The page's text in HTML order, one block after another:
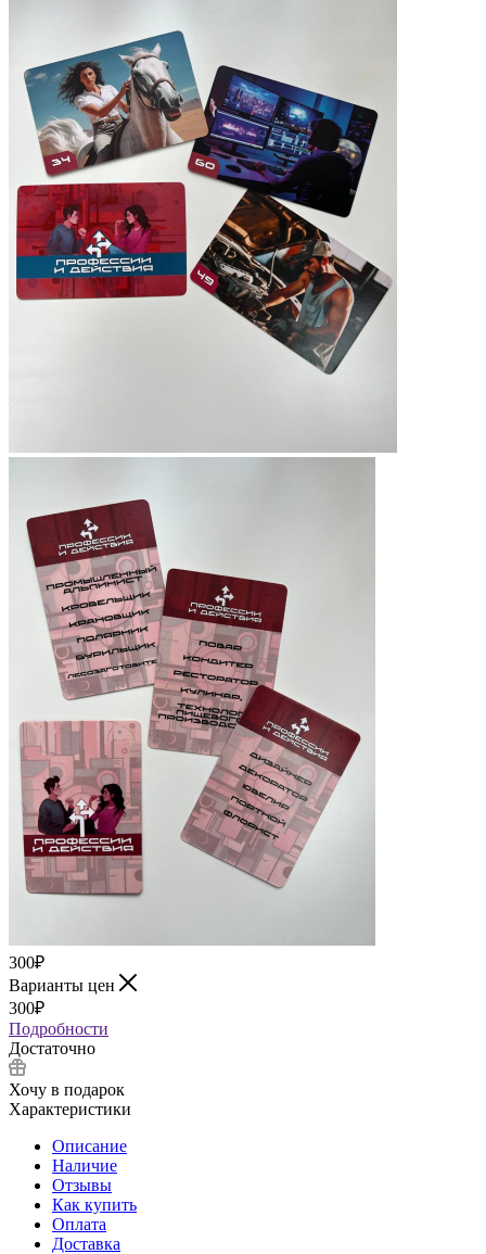
300₽
Варианты цен
300₽
Подробности
Достаточно
Хочу в подарок
Характеристики
Описание
Наличие
Отзывы
Как купить
Оплата
Доставка